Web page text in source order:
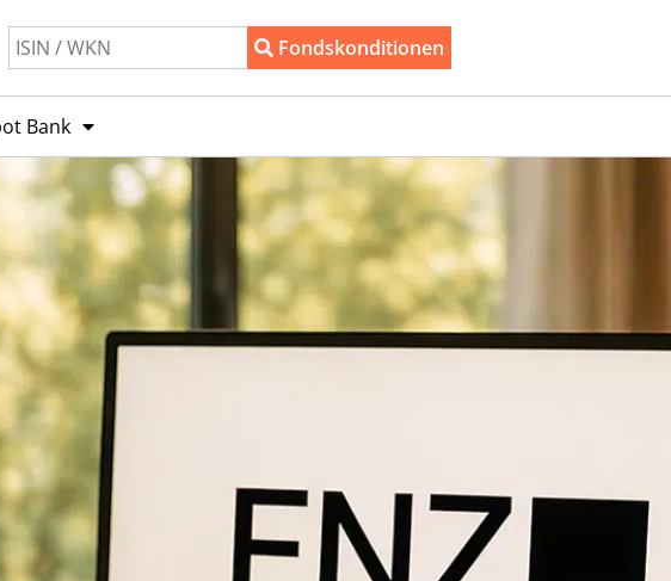
Fondskonditionen
Bank